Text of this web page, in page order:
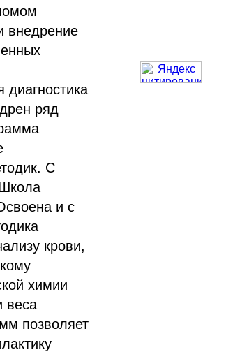
внедрение
ряд
С
и с
крови,
химии
веса
позволяет